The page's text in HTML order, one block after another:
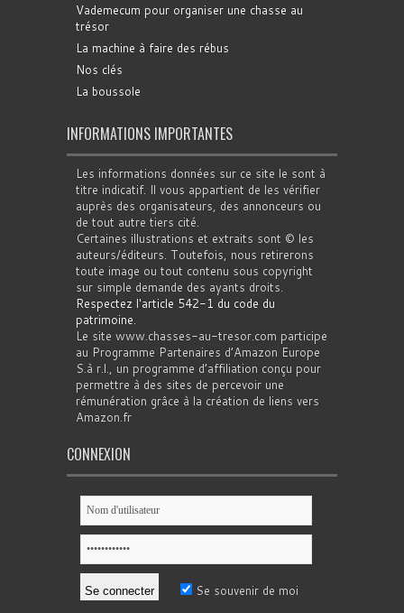
Vademecum pour organiser une chasse au
trésor
La machine à faire des rébus
Nos clés
La boussole
INFORMATIONS IMPORTANTES
Les informations données sur ce site le sont à
titre indicatif. Il vous appartient de les vérifier
auprès des organisateurs, des annonceurs ou
de tout autre tiers cité.
Certaines illustrations et extraits sont © les
auteurs/éditeurs. Toutefois, nous retirerons
toute image ou tout contenu sous copyright
sur simple demande des ayants droits.
Respectez l'article 542-1 du code du
patrimoine.
Le site www.chasses-au-tresor.com participe
au Programme Partenaires d’Amazon Europe
S.à r.l., un programme d’affiliation conçu pour
permettre à des sites de percevoir une
rémunération grâce à la création de liens vers
Amazon.fr
CONNEXION
Se souvenir de moi